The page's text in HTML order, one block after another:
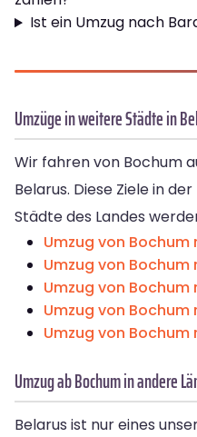
Ist ein Umzug nach
Umzüge in weitere Städte in
Wir fahren von Bochum
Belarus. Diese Ziele in
Städte des Landes
Umzug von Bochum
Umzug von
Umzug von Bochum
Umzug von Bochum
Umzug von Bochum
Umzug ab Bochum in andere
Belarus ist nur eines